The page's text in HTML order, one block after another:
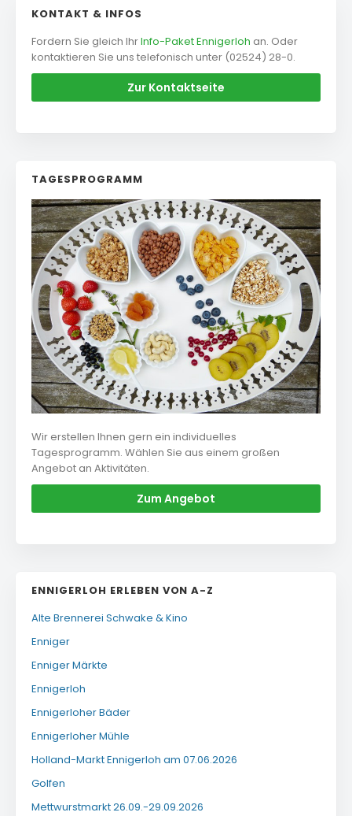
KONTAKT & INFOS
Fordern Sie gleich IhrInfo-Paket Ennigerloh an. Oder
kontaktieren Sie uns telefonisch unter (02524) 28-0.
Zur Kontaktseite
TAGESPROGRAMM
Wir erstellen Ihnen gern ein individuelles
Tagesprogramm. Wählen Sie aus einem großen
Angebot an Aktivitäten.
Zum Angebot
ENNIGERLOH ERLEBEN VON A-Z
Alte Brennerei Schwake & Kino
Enniger
Enniger Märkte
Ennigerloh
Ennigerloher Bäder
Ennigerloher Mühle
Holland-Markt Ennigerloh am 07.06.2026
Golfen
Mettwurstmarkt 26.09.-29.09.2026